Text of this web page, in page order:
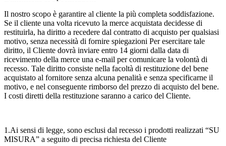
Il nostro scopo è garantire al cliente la più completa soddisfazione.
Se il cliente una volta ricevuto la merce acquistata decidesse di
restituirla, ha diritto a recedere dal contratto di acquisto per qualsiasi
motivo, senza necessità di fornire spiegazioni Per esercitare tale
diritto, il Cliente dovrà inviare entro 14 giorni dalla data di
ricevimento della merce una e-mail per comunicare la volontà di
recesso. Tale diritto consiste nella facoltà di restituzione del bene
acquistato al fornitore senza alcuna penalità e senza specificarne il
motivo, e nel conseguente rimborso del prezzo di acquisto del bene.
I costi diretti della restituzione saranno a carico del Cliente.
1.Ai sensi di legge, sono esclusi dal recesso i prodotti realizzati “SU
MISURA” a seguito di precisa richiesta del Cliente